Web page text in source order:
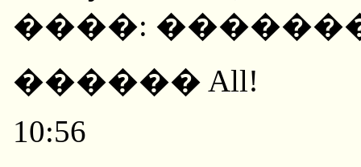
����:
������ All!
10:56